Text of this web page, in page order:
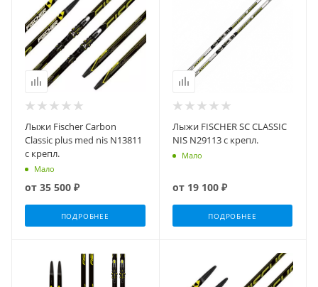
Лыжи Fischer Carbon
Classic plus med nis N13811
с крепл.
Мало
от 35 500 ₽
ПОДРОБНЕЕ
Лыжи FISCHER SC CLASSIC
NIS N29113 с крепл.
Мало
от 19 100 ₽
ПОДРОБНЕЕ